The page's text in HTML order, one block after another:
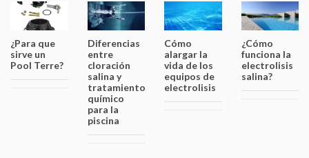
¿Para que
sirve un
Pool Terre?
Diferencias
entre
cloración
salina y
tratamiento
químico
para la
piscina
Cómo
alargar la
vida de los
equipos de
electrolisis
¿Cómo
funciona la
electrolisis
salina?